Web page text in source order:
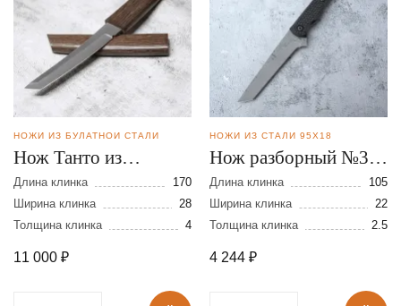
НОЖИ ИЗ БУЛАТНОЙ СТАЛИ
Нож Танто из
булатной стали
Длина клинка
170
Ширина клинка
28
Толщина клинка
4
11 000 ₽
НОЖИ ИЗ СТАЛИ 95Х18
Нож разборный №3
из стали 95Х18
Длина клинка
105
Ширина клинка
22
Толщина клинка
2.5
4 244 ₽